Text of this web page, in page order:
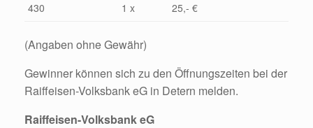
430
1 x 25,- €
(Angaben ohne Gewähr)
Gewinner können sich zu den Öffnungszeiten bei der
Raiffeisen-Volksbank eG in Detern melden.
Raiffeisen-Volksbank eG